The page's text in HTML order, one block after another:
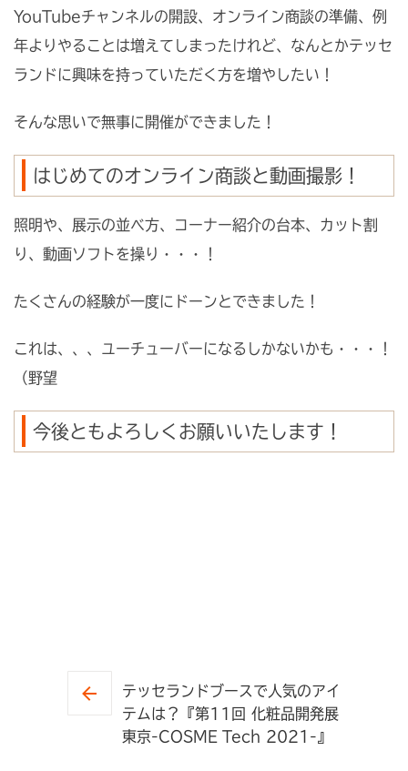
YouTubeチャンネルの開設、オンライン商談の準備、例
年よりやることは増えてしまったけれど、なんとかテッセ
ランドに興味を持っていただく方を増やしたい！
そんな思いで無事に開催ができました！
はじめてのオンライン商談と動画撮影！
照明や、展示の並べ方、コーナー紹介の台本、カット割
り、動画ソフトを操り・・・！
たくさんの経験が一度にドーンとできました！
これは、、、ユーチューバーになるしかないかも・・・！
（野望
今後ともよろしくお願いいたします！
テッセランドブースで人気のアイ
テムは？『第11回 化粧品開発展
東京-COSME Tech 2021-』